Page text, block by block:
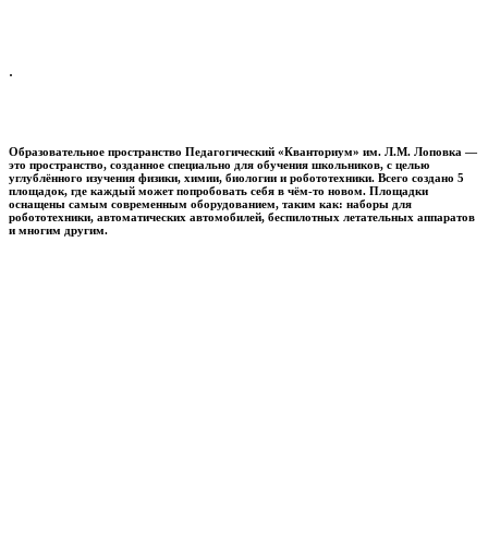
.
Образовательное пространство Педагогический «Кванториум» им. Л.М. Лоповка —
это пространство, созданное специально для обучения школьников, с целью
углублённого изучения физики, химии, биологии и робототехники. Всего создано 5
площадок, где каждый может попробовать себя в чём-то новом. Площадки
оснащены самым современным оборудованием, таким как: наборы для
робототехники, автоматических автомобилей, беспилотных летательных аппаратов
и многим другим.